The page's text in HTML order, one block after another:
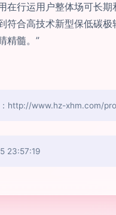
在行运用户整体场可长
符合高技术新型保低碳
精髓。”
http://www.hz-xhm.com/
23:57:19